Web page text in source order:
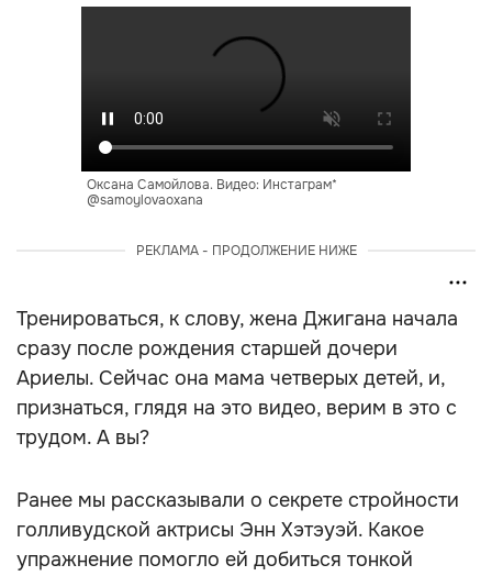
Оксана Самойлова. Видео: Инстаграм*
@samoylovaoxana
РЕКЛАМА - ПРОДОЛЖЕНИЕ НИЖЕ
Тренироваться, к слову, жена Джигана начала
сразу после рождения старшей дочери
Ариелы. Сейчас она мама четверых детей, и,
признаться, глядя на это видео, верим в это с
трудом. А вы?
Ранее мы рассказывали о секрете стройности
голливудской актрисы Энн Хэтэуэй. Какое
упражнение помогло ей добиться тонкой